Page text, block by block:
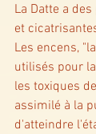
La Datte a
et
Les encens,
utilisés pour
les toxiques
assimilé à la
d'atteindre